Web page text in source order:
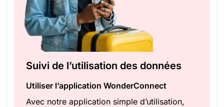
Suivi de l’utilisation des données
Utiliser l’application WonderConnect
Avec notre application simple d’utilisation,